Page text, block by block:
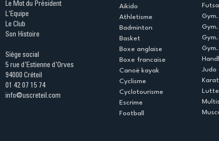
Le Mot du Président
L'Equipe
Le Club
Son Histoire
Siège social
5 rue d'Estienne d'Orves
94000 Créteil
01 42 07 15 74
info@uscreteil.com
Aikido
Athletisme
Badminton
Basket
Boxe anglaise
Boxe francaise
Canoë kayak
Cyclisme
Cyclotourisme
Escrime
Football
Judo
Lutte